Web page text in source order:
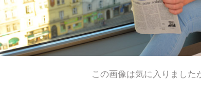
この画像は気に入りまし